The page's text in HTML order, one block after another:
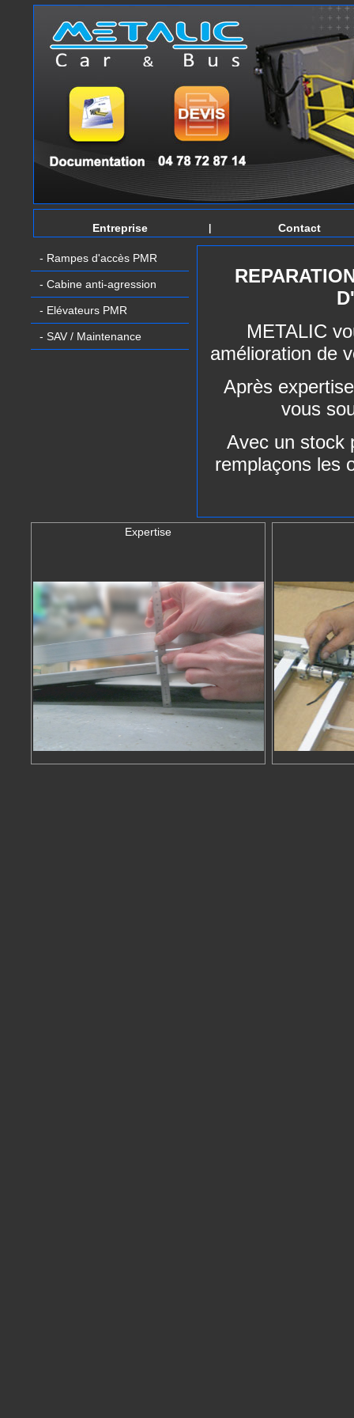
Entreprise Contact
- Rampes d'accès PMR
- Cabine anti-agression
- Elévateurs PMR
- SAV / Maintenance
METALIC
amélioration de
Après
vous
Avec un stock
remplaçons les
Expertise